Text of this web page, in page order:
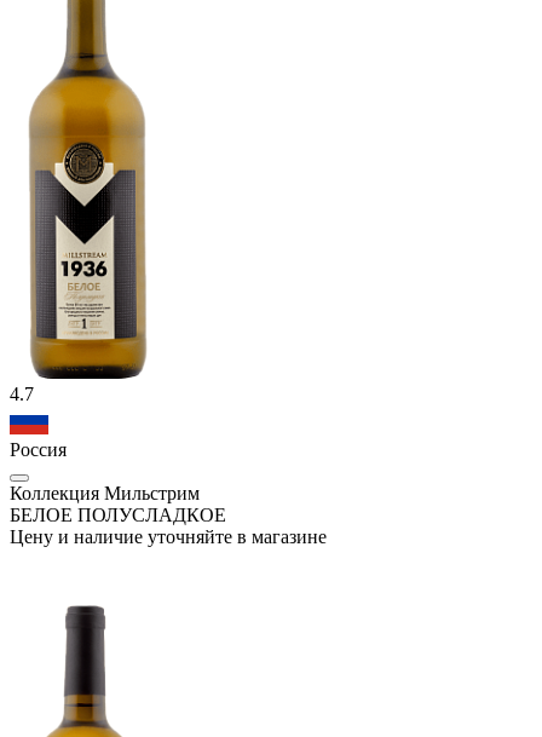
4.7
Россия
Коллекция Мильстрим
БЕЛОЕ ПОЛУСЛАДКОЕ
Цену и наличие уточняйте в магазине